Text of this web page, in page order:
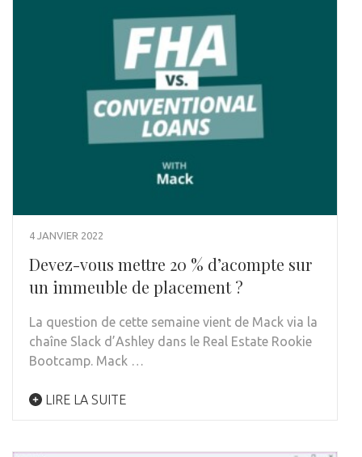
4 JANVIER 2022
Devez-vous mettre 20 % d’acompte sur
un immeuble de placement ?
La question de cette semaine vient de Mack via la
chaîne Slack d’Ashley dans le Real Estate Rookie
Bootcamp. Mack …
LIRE LA SUITE